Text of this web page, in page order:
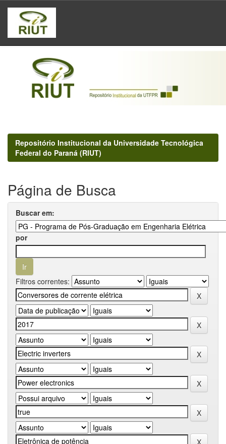
Skip
navigation
Repositório Institucional da Universidade Tecnológica
Federal do Paraná (RIUT)
Página de Busca
Buscar em:
por
Filtros correntes: